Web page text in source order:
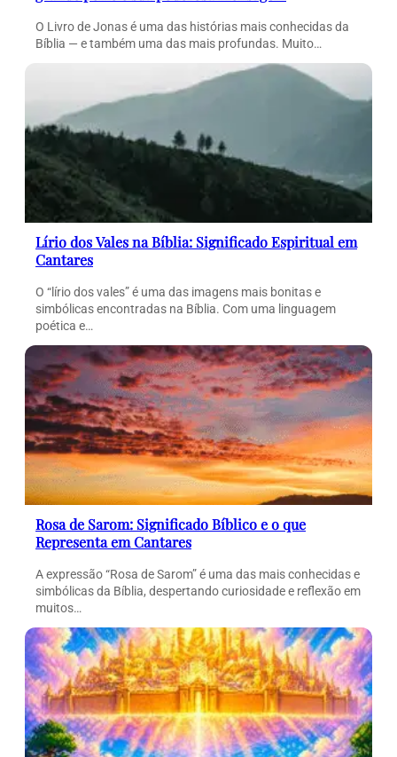
O Livro de Jonas é uma das histórias mais conhecidas da
Bíblia — e também uma das mais profundas. Muito…
Lírio dos Vales na Bíblia: Significado Espiritual em
Cantares
O “lírio dos vales” é uma das imagens mais bonitas e
simbólicas encontradas na Bíblia. Com uma linguagem
poética e…
Rosa de Sarom: Significado Bíblico e o que
Representa em Cantares
A expressão “Rosa de Sarom” é uma das mais conhecidas e
simbólicas da Bíblia, despertando curiosidade e reflexão em
muitos…